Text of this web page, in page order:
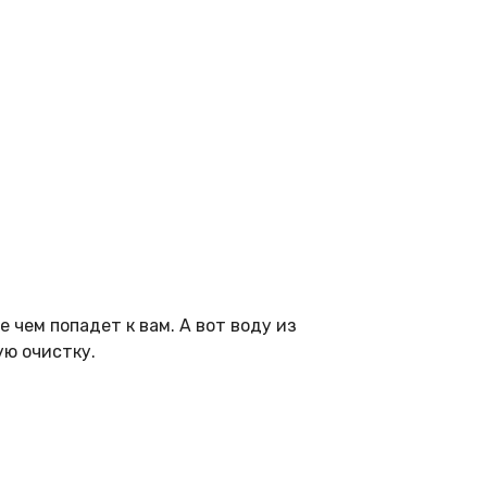
чем попадет к вам. А вот воду из
очистку.